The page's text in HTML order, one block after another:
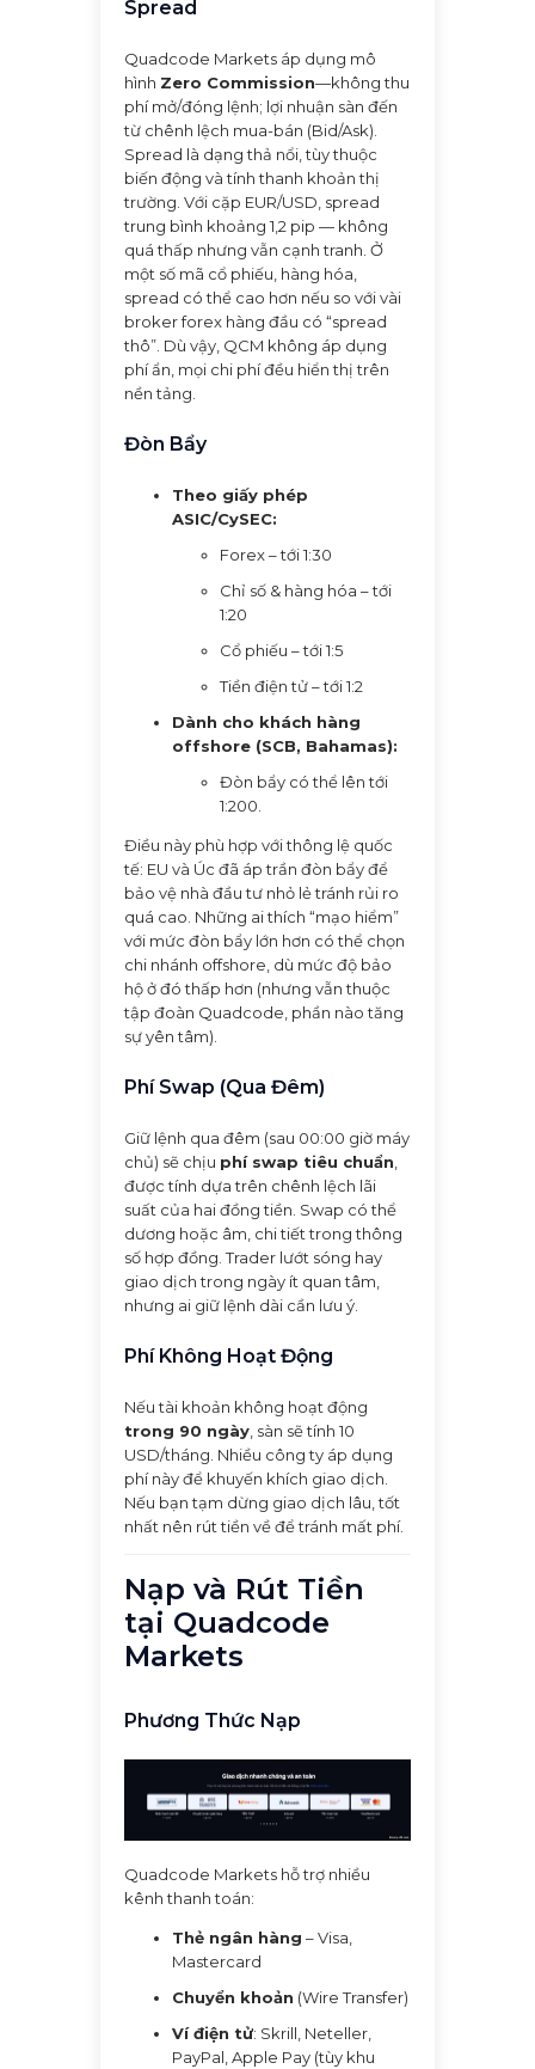
Spread
Quadcode Markets áp dụng mô
hình Zero Commission—không thu
phí mở/đóng lệnh; lợi nhuận sàn đến
từ chênh lệch mua-bán (Bid/Ask).
Spread là dạng thả nổi, tùy thuộc
biến động và tính thanh khoản thị
trường. Với cặp EUR/USD, spread
trung bình khoảng 1,2 pip — không
quá thấp nhưng vẫn cạnh tranh. Ở
một số mã cổ phiếu, hàng hóa,
spread có thể cao hơn nếu so với vài
broker forex hàng đầu có “spread
thô”. Dù vậy, QCM không áp dụng
phí ẩn, mọi chi phí đều hiển thị trên
nền tảng.
Đòn Bẩy
Theo giấy phép
ASIC/CySEC:
Forex – tới 1:30
Chỉ số & hàng hóa – tới
1:20
Cổ phiếu – tới 1:5
Tiền điện tử – tới 1:2
Dành cho khách hàng
offshore (SCB, Bahamas):
Đòn bẩy có thể lên tới
1:200.
Điều này phù hợp với thông lệ quốc
tế: EU và Úc đã áp trần đòn bẩy để
bảo vệ nhà đầu tư nhỏ lẻ tránh rủi ro
quá cao. Những ai thích “mạo hiểm”
với mức đòn bẩy lớn hơn có thể chọn
chi nhánh offshore, dù mức độ bảo
hộ ở đó thấp hơn (nhưng vẫn thuộc
tập đoàn Quadcode, phần nào tăng
sự yên tâm).
Phí Swap (Qua Đêm)
Giữ lệnh qua đêm (sau 00:00 giờ máy
chủ) sẽ chịu phí swap tiêu chuẩn,
được tính dựa trên chênh lệch lãi
suất của hai đồng tiền. Swap có thể
dương hoặc âm, chi tiết trong thông
số hợp đồng. Trader lướt sóng hay
giao dịch trong ngày ít quan tâm,
nhưng ai giữ lệnh dài cần lưu ý.
Phí Không Hoạt Động
Nếu tài khoản không hoạt động
trong 90 ngày, sàn sẽ tính 10
USD/tháng. Nhiều công ty áp dụng
phí này để khuyến khích giao dịch.
Nếu bạn tạm dừng giao dịch lâu, tốt
nhất nên rút tiền về để tránh mất phí.
Nạp và Rút Tiền
tại Quadcode
Markets
Phương Thức Nạp
Quadcode Markets hỗ trợ nhiều
kênh thanh toán:
Thẻ ngân hàng – Visa,
Mastercard
Chuyển khoản (Wire Transfer)
Ví điện tử: Skrill, Neteller,
PayPal, Apple Pay (tùy khu